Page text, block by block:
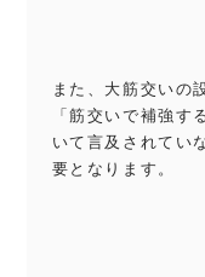
また、大筋交いの
「筋交いで補強す
いて言及されてい
要となります。